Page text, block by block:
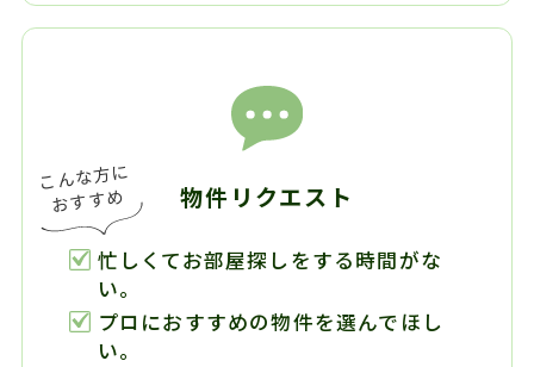
物件リクエスト
忙しくてお部屋探しをする時間がな
い。
プロにおすすめの物件を選んでほし
い。